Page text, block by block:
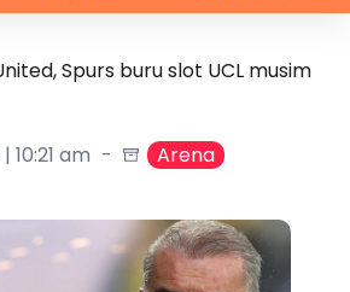
Spurs buru slot UCL musim
10:21 am
Arena